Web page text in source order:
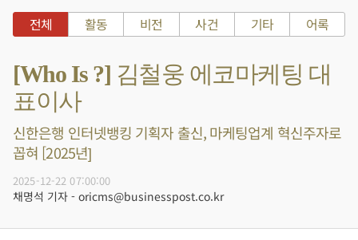
전체 활동 비전 사건 기타 어록
[Who Is ?] 김철웅 에코마케팅 대
표이사
신한은행 인터넷뱅킹 기획자 출신, 마케팅업계 혁신주자로
꼽혀 [2025년]
2025-12-22 07:00:00
채명석 기자 - oricms@businesspost.co.kr